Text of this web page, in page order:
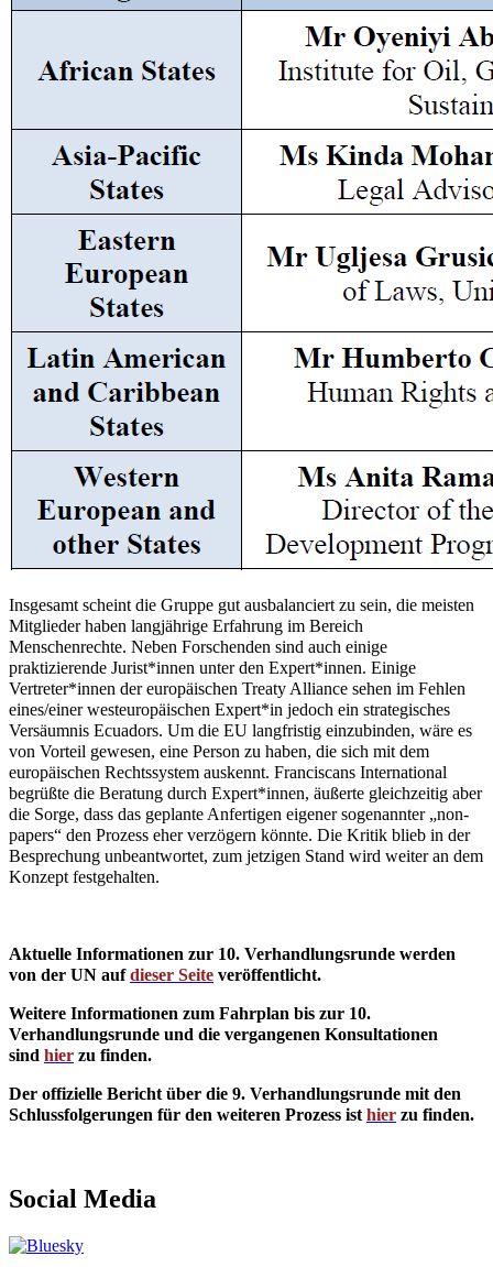
Insgesamt scheint die Gruppe gut ausbalanciert zu sein, die meisten
Mitglieder haben langjährige Erfahrung im Bereich
Menschenrechte. Neben Forschenden sind auch einige
praktizierende Jurist*innen unter den Expert*innen. Einige
Vertreter*innen der europäischen Treaty Alliance sehen im Fehlen
eines/einer westeuropäischen Expert*in jedoch ein strategisches
Versäumnis Ecuadors. Um die EU langfristig einzubinden, wäre es
von Vorteil gewesen, eine Person zu haben, die sich mit dem
europäischen Rechtssystem auskennt. Franciscans International
begrüßte die Beratung durch Expert*innen, äußerte gleichzeitig aber
die Sorge, dass das geplante Anfertigen eigener sogenannter „non-
papers“ den Prozess eher verzögern könnte. Die Kritik blieb in der
Besprechung unbeantwortet, zum jetzigen Stand wird weiter an dem
Konzept festgehalten.
Aktuelle Informationen zur 10. Verhandlungsrunde werden
von der UN aufdieser Seite veröffentlicht.
Weitere Informationen zum Fahrplan bis zur 10.
Verhandlungsrunde und die vergangenen Konsultationen
sind hier zu finden.
Der offizielle Bericht über die 9. Verhandlungsrunde mit den
Schlussfolgerungen für den weiteren Prozess isthier zu finden.
Social Media